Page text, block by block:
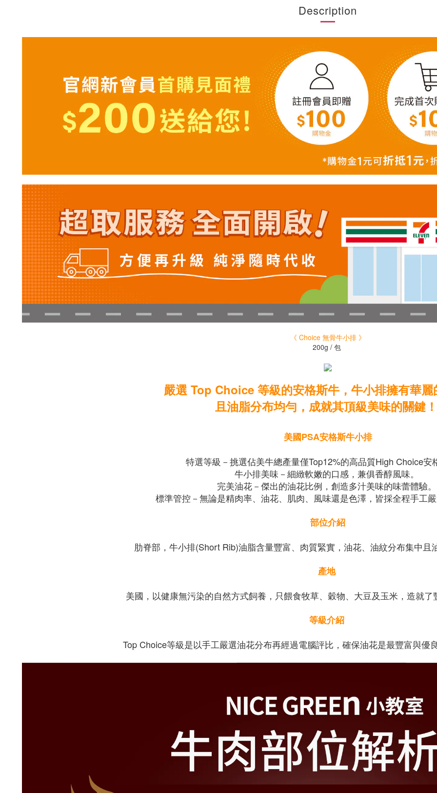
Description
《 Choice 無骨牛小排 》
200g / 包
嚴選 Top Choice 等級的安格斯牛，牛小排擁有華麗
且油脂分布均勻，成就其頂級美味的關鍵
美國PSA安格斯牛小排
特選等級－挑選佔美牛總產量僅Top12%的高品質High Choice
牛小排美味－細緻軟嫩的口感，兼俱香醇風味。
完美油花－傑出的油花比例，創造多汁美味的味蕾體驗
標準管控－無論是精肉率、油花、肌肉、風味還是色澤，皆採全程手工
部位介紹
肋脊部，牛小排(Short Rib)油脂含量豐富、肉質緊實，油花、油紋分布集中
產地
美國，以健康無污染的自然方式飼養，只餵食牧草、穀物、大豆及玉米，造就
等級介紹
Top Choice等級是以手工嚴選油花分布再經過電腦評比，確保油花是最豐富與優